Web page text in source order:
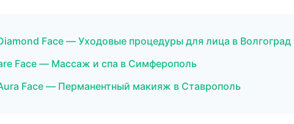
Face — Уходовые процедуры для лица в Волгоград
Face — Массаж и спа в Симферополь
Face — Перманентный макияж в Ставрополь